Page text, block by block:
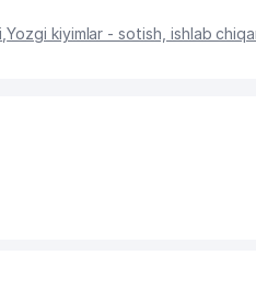
,Yozgi kiyimlar - sotish, ishlab